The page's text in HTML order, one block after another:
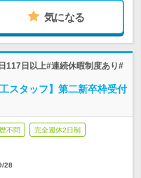
気になる
117日以上#連続休暇制度あり#
スタッフ】第二新卒枠受付
不問 完全週休2日制
28